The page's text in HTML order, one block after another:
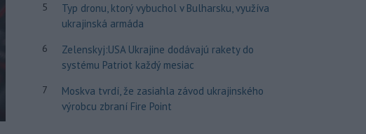
5
Typ dronu, ktorý vybuchol v Bulharsku, využíva
ukrajinská armáda
6
Zelenskyj:USA Ukrajine dodávajú rakety do
systému Patriot každý mesiac
7
Moskva tvrdí, že zasiahla závod ukrajinského
výrobcu zbraní Fire Point